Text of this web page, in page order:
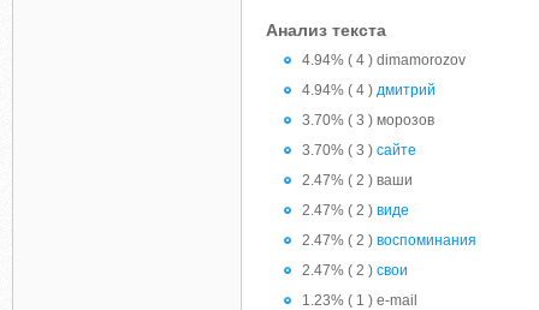
Анализ текста
4.94% ( 4 ) dimamorozov
4.94% ( 4 ) дмитрий
3.70% ( 3 ) морозов
3.70% ( 3 ) сайте
2.47% ( 2 ) ваши
2.47% ( 2 ) виде
2.47% ( 2 ) воспоминания
2.47% ( 2 ) свои
1.23% ( 1 ) e-mail